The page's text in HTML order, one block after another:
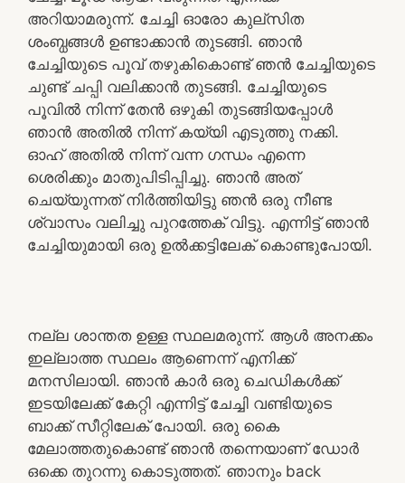
അറിയാമരുന്ന്. ചേച്ചി ഓരോ കുല്സിത
ശംബ്ധങ്ങൾ ഉണ്ടാക്കാൻ തുടങ്ങി. ഞാൻ
ചേച്ചിയുടെ പൂവ് തഴുകികൊണ്ട് ഞൻ ചേച്ചിയുടെ
ചുണ്ട് ചപ്പി വലിക്കാൻ തുടങ്ങി. ചേച്ചിയുടെ
പൂവിൽ നിന്ന് തേൻ ഒഴുകി തുടങ്ങിയപ്പോൾ
ഞാൻ അതിൽ നിന്ന് കയ്യി എടുത്തു നക്കി.
ഓഹ് അതിൽ നിന്ന് വന്ന ഗന്ധം എന്നെ
ശെരിക്കും മാതുപിടിപ്പിച്ചു. ഞാൻ അത്
ചെയ്യുന്നത് നിർത്തിയിട്ടു ഞൻ ഒരു നീണ്ട
ശ്വാസം വലിച്ചു പുറത്തേക് വിട്ടു. എന്നിട്ട് ഞാൻ
ചേച്ചിയുമായി ഒരു ഉൽക്കട്ടിലേക് കൊണ്ടുപോയി.
നല്ല ശാന്തത ഉള്ള സ്ഥലമരുന്ന്. ആൾ അനക്കം
ഇല്ലാത്ത സ്ഥലം ആണെന്ന് എനിക്ക്
മനസിലായി. ഞാൻ കാർ ഒരു ചെഡികൾക്ക്
ഇടയിലേക്ക് കേറ്റി എന്നിട്ട് ചേച്ചി വണ്ടിയുടെ
ബാക്ക് സീറ്റിലേക് പോയി. ഒരു കൈ
മേലാത്തതുകൊണ്ട് ഞാൻ തന്നെയാണ് ഡോർ
ഒക്കെ തുറന്നു കൊടുത്തത്. ഞാനും back